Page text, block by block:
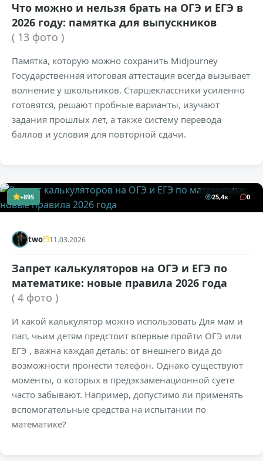
Что можно и нельзя брать на ОГЭ и ЕГЭ в
2026 году: памятка для выпускников
( 13 фото )
Памятка, которую можно сохранить Midjourney
Государственная итоговая аттестация всегда вызывает
волнение у школьников. Старшеклассники усиленно
готовятся, решают пробные варианты, изучают
задания прошлых лет, а также систему перевода
баллов и условия для повторной сдачи.
+895 25,4к 0
two 11.03.2026
Запрет калькуляторов на ОГЭ и ЕГЭ по
математике: новые правила 2026 года
( 4 фото )
И какой калькулятор можно использовать Для мам и
пап, чьим детям предстоит впервые пройти ОГЭ или
ЕГЭ , важна каждая деталь: от внешнего вида до
возможности пронести телефон. Однако существуют
моменты, о которых в предэкзаменационной суете
часто забывают. Например, допустимо ли применять
вспомогательные средства на испытании по
математике?